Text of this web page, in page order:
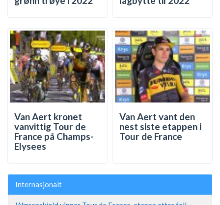
Van Aert kronet
vanvittig Tour de
France på Champs-
Elysees
Van Aert vant den
nest siste etappen i
Tour de France
Internasjonalt